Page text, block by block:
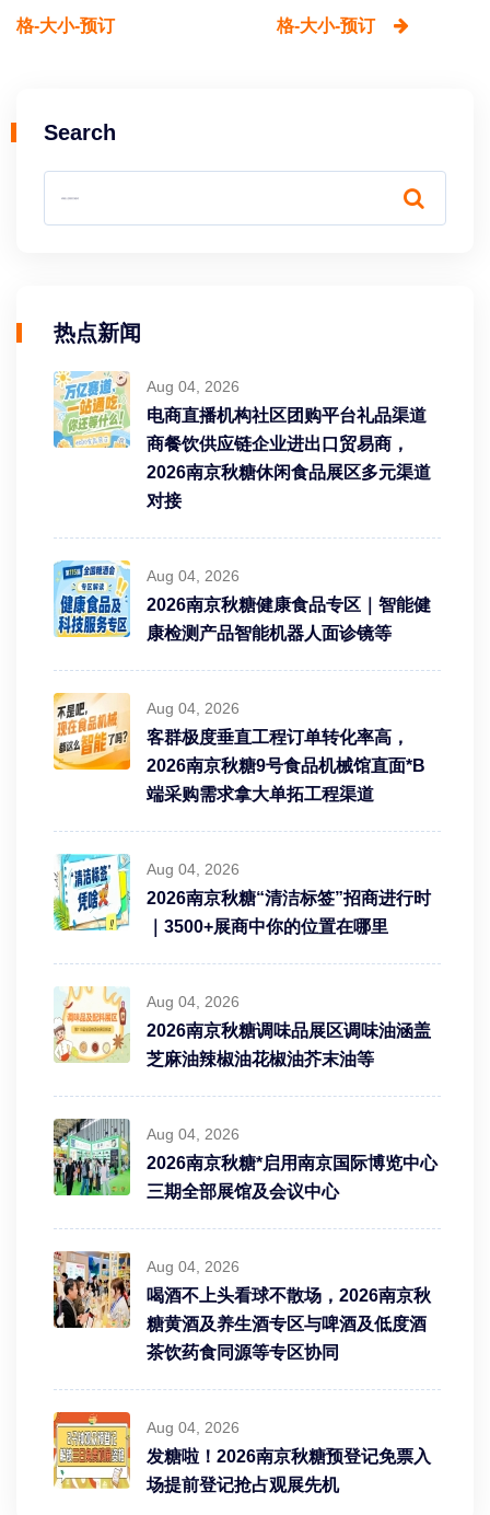
格-大小-预订 格-大小-预订
Search
热点新闻
Aug 04, 2026
电商直播机构社区团购平台礼品渠道
商餐饮供应链企业进出口贸易商，
2026南京秋糖休闲食品展区多元渠道
对接
Aug 04, 2026
2026南京秋糖健康食品专区｜智能健
康检测产品智能机器人面诊镜等
Aug 04, 2026
客群极度垂直工程订单转化率高，
2026南京秋糖9号食品机械馆直面*B
端采购需求拿大单拓工程渠道
Aug 04, 2026
2026南京秋糖“清洁标签”招商进行时
｜3500+展商中你的位置在哪里
Aug 04, 2026
2026南京秋糖调味品展区调味油涵盖
芝麻油辣椒油花椒油芥末油等
Aug 04, 2026
2026南京秋糖*启用南京国际博览中心
三期全部展馆及会议中心
Aug 04, 2026
喝酒不上头看球不散场，2026南京秋
糖黄酒及养生酒专区与啤酒及低度酒
茶饮药食同源等专区协同
Aug 04, 2026
发糖啦！2026南京秋糖预登记免票入
场提前登记抢占观展先机